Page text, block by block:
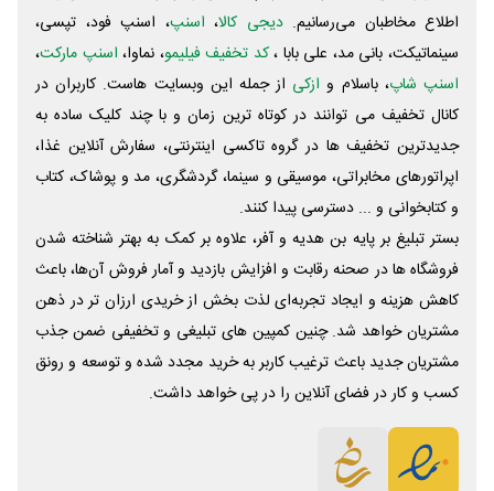
اطلاع مخاطبان می‌رسانیم. دیجی کالا، اسنپ، اسنپ فود، تپسی،
سینماتیکت، بانی مد، علی‌ بابا ،کد تخفیف فیلیمو، نماوا، اسنپ مارکت،
اسنپ شاپ، باسلام و ازکی از جمله این وبسایت ‌هاست. کاربران در
کانال تخفیف می توانند در کوتاه ترین زمان و با چند کلیک ساده به
جدیدترین تخفیف ها در گروه تاکسی اینترنتی، سفارش آنلاین غذا،
اپراتورهای مخابراتی، موسیقی و سینما، گردشگری، مد و پوشاک، کتاب
و کتابخوانی و ... دسترسی پیدا کنند.
بستر تبلیغ بر پایه بن هدیه و آفر، علاوه بر کمک به بهتر شناخته شدن
فروشگاه ها در صحنه رقابت و افزایش بازدید و آمار فروش آن‌ها، باعث
کاهش هزینه و ایجاد تجربه‌ای لذت بخش از خریدی ارزان تر در ذهن
مشتریان خواهد شد. چنین کمپین های تبلیغی و تخفیفی ضمن جذب
مشتریان جدید باعث ترغیب کاربر به خرید مجدد شده و توسعه و رونق
کسب و کار در فضای آنلاین را در پی خواهد داشت.